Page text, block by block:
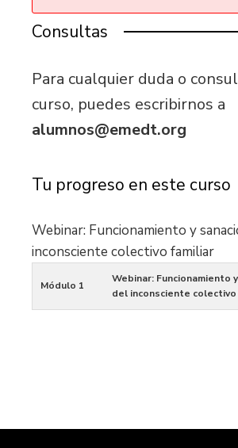
Consultas
Para cualquier duda o
curso, puedes escribirnos a
alumnos@emedt.org
Tu progreso en este curso
Webinar: Funcionamiento y
inconsciente colectivo familiar
Módulo 1
Webinar: Funcionamiento
del inconsciente colectivo